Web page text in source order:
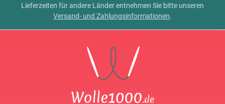
Lieferzeiten für andere Länder entnehmen Sie bitte unseren
Versand- und Zahlungsinformationen.